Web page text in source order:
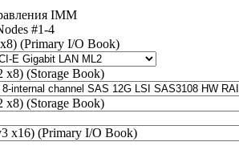
IMM
#1-4
(Primary I/O Book)
(Storage Book)
(Storage Book)
x16) (Primary I/O Book)